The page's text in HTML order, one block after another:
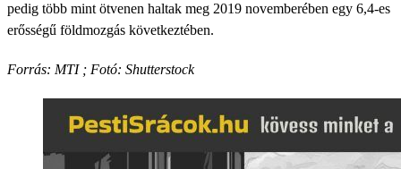
pedig több mint ötvenen haltak meg 2019 novemberében egy 6,4-es
erősségű földmozgás következtében.
Forrás: MTI ; Fotó: Shutterstock